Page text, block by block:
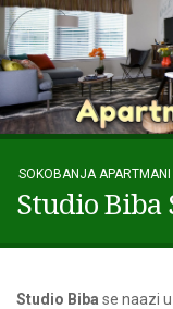
SOKOBANJA APARTMANI
Studio Biba
Studio Biba se naazi